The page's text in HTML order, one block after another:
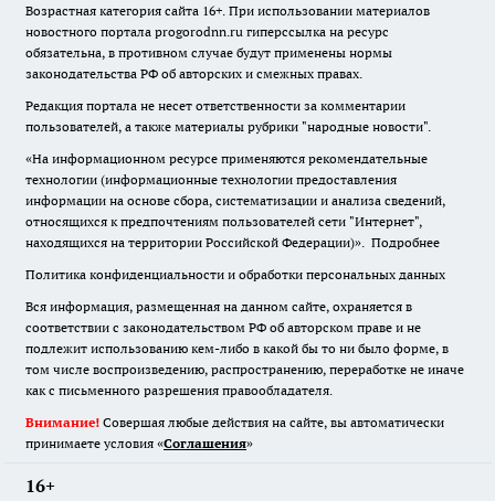
Возрастная категория сайта 16+. При использовании материалов
новостного портала progorodnn.ru гиперссылка на ресурс
обязательна, в противном случае будут применены нормы
законодательства РФ об авторских и смежных правах.
Редакция портала не несет ответственности за комментарии
пользователей, а также материалы рубрики "народные новости".
«На информационном ресурсе применяются рекомендательные
технологии (информационные технологии предоставления
информации на основе сбора, систематизации и анализа сведений,
относящихся к предпочтениям пользователей сети "Интернет",
находящихся на территории Российской Федерации)». Подробнее
Политика конфиденциальности и обработки персональных данных
Вся информация, размещенная на данном сайте, охраняется в
соответствии с законодательством РФ об авторском праве и не
подлежит использованию кем-либо в какой бы то ни было форме, в
том числе воспроизведению, распространению, переработке не иначе
как с письменного разрешения правообладателя.
Внимание! Совершая любые действия на сайте, вы автоматически
принимаете условия «Cоглашения»
16+